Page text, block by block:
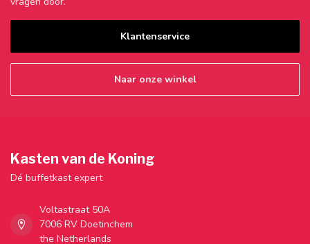
Klantenservice
Naar onze winkel
Kasten van de Koning
Dé buffetkast expert
Voltastraat 50A
7006 RV Doetinchem
the Netherlands